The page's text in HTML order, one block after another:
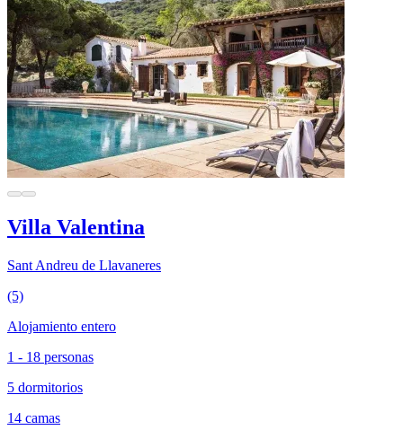
Villa Valentina
Sant Andreu de Llavaneres
(5)
Alojamiento entero
1 - 18 personas
5 dormitorios
14 camas